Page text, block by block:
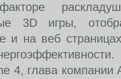
3D игры,
и на веб
4, глава компании